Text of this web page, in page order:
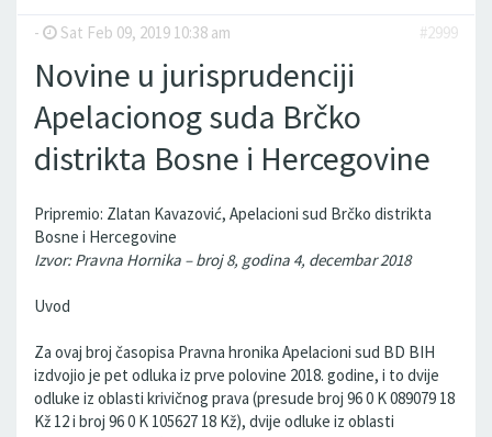
- Sat Feb 09, 2019 10:38 am #2999
Novine u jurisprudenciji
Apelacionog suda Brčko
distrikta Bosne i Hercegovine
Pripremio: Zlatan Kavazović, Apelacioni sud Brčko distrikta
Bosne i Hercegovine
Izvor: Pravna Hornika – broj 8, godina 4, decembar 2018
Uvod
Za ovaj broj časopisa Pravna hronika Apelacioni sud BD BIH
izdvojio je pet odluka iz prve polovine 2018. godine, i to dvije
odluke iz oblasti krivičnog prava (presude broj 96 0 K 089079 18
Kž 12 i broj 96 0 K 105627 18 Kž), dvije odluke iz oblasti